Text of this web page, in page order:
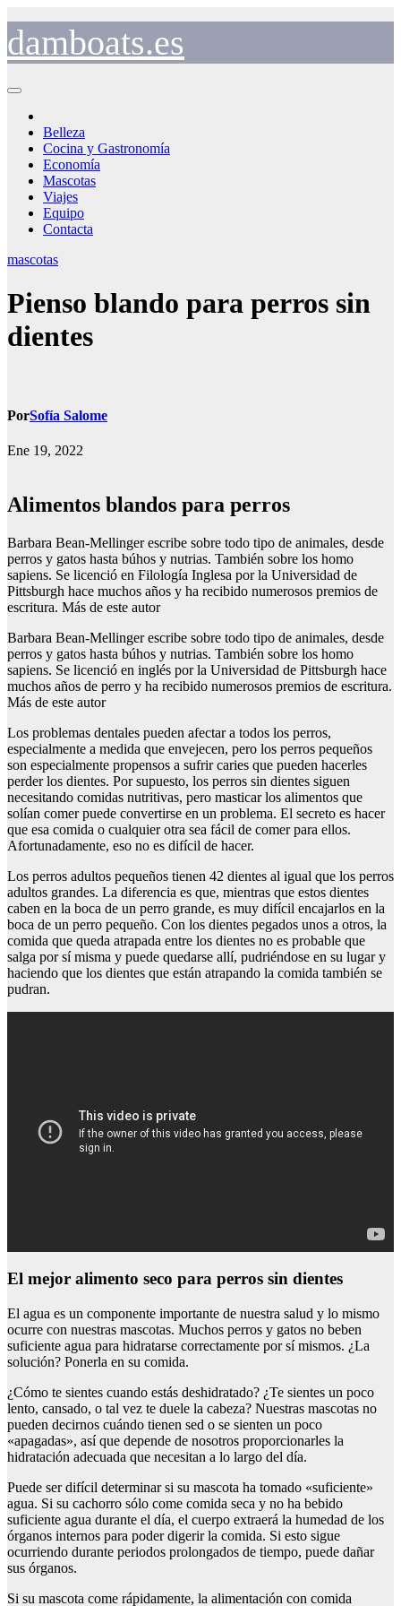
contenido
damboats.es
Belleza
Cocina y Gastronomía
Economía
Mascotas
Viajes
Equipo
Contacta
mascotas
Pienso blando para perros sin
dientes
PorSofía Salome
Ene 19, 2022
Alimentos blandos para perros
Barbara Bean-Mellinger escribe sobre todo tipo de animales, desde
perros y gatos hasta búhos y nutrias. También sobre los homo
sapiens. Se licenció en Filología Inglesa por la Universidad de
Pittsburgh hace muchos años y ha recibido numerosos premios de
escritura. Más de este autor
Barbara Bean-Mellinger escribe sobre todo tipo de animales, desde
perros y gatos hasta búhos y nutrias. También sobre los homo
sapiens. Se licenció en inglés por la Universidad de Pittsburgh hace
muchos años de perro y ha recibido numerosos premios de escritura.
Más de este autor
Los problemas dentales pueden afectar a todos los perros,
especialmente a medida que envejecen, pero los perros pequeños
son especialmente propensos a sufrir caries que pueden hacerles
perder los dientes. Por supuesto, los perros sin dientes siguen
necesitando comidas nutritivas, pero masticar los alimentos que
solían comer puede convertirse en un problema. El secreto es hacer
que esa comida o cualquier otra sea fácil de comer para ellos.
Afortunadamente, eso no es difícil de hacer.
Los perros adultos pequeños tienen 42 dientes al igual que los perros
adultos grandes. La diferencia es que, mientras que estos dientes
caben en la boca de un perro grande, es muy difícil encajarlos en la
boca de un perro pequeño. Con los dientes pegados unos a otros, la
comida que queda atrapada entre los dientes no es probable que
salga por sí misma y puede quedarse allí, pudriéndose en su lugar y
haciendo que los dientes que están atrapando la comida también se
pudran.
El mejor alimento seco para perros sin dientes
El agua es un componente importante de nuestra salud y lo mismo
ocurre con nuestras mascotas. Muchos perros y gatos no beben
suficiente agua para hidratarse correctamente por sí mismos. ¿La
solución? Ponerla en su comida.
¿Cómo te sientes cuando estás deshidratado? ¿Te sientes un poco
lento, cansado, o tal vez te duele la cabeza? Nuestras mascotas no
pueden decirnos cuándo tienen sed o se sienten un poco
«apagadas», así que depende de nosotros proporcionarles la
hidratación adecuada que necesitan a lo largo del día.
Puede ser difícil determinar si su mascota ha tomado «suficiente»
agua. Si su cachorro sólo come comida seca y no ha bebido
suficiente agua durante el día, el cuerpo extraerá la humedad de los
órganos internos para poder digerir la comida. Si esto sigue
ocurriendo durante periodos prolongados de tiempo, puede dañar
sus órganos.
Si su mascota come rápidamente, la alimentación con comida